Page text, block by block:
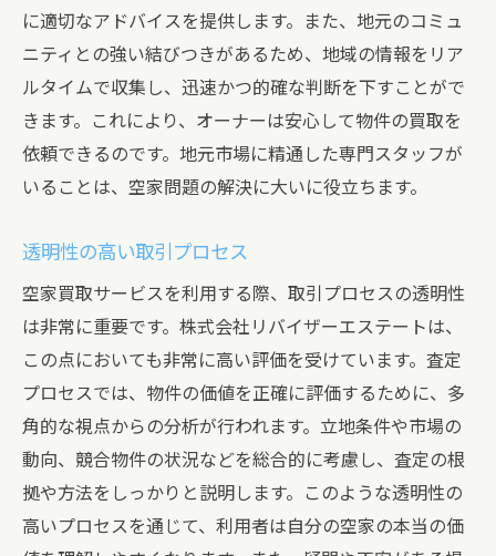
に適切なアドバイスを提供します。また、地元のコミュ
ニティとの強い結びつきがあるため、地域の情報をリア
ルタイムで収集し、迅速かつ的確な判断を下すことがで
きます。これにより、オーナーは安心して物件の買取を
依頼できるのです。地元市場に精通した専門スタッフが
いることは、空家問題の解決に大いに役立ちます。
透明性の高い取引プロセス
空家買取サービスを利用する際、取引プロセスの透明性
は非常に重要です。株式会社リバイザーエステートは、
この点においても非常に高い評価を受けています。査定
プロセスでは、物件の価値を正確に評価するために、多
角的な視点からの分析が行われます。立地条件や市場の
動向、競合物件の状況などを総合的に考慮し、査定の根
拠や方法をしっかりと説明します。このような透明性の
高いプロセスを通じて、利用者は自分の空家の本当の価